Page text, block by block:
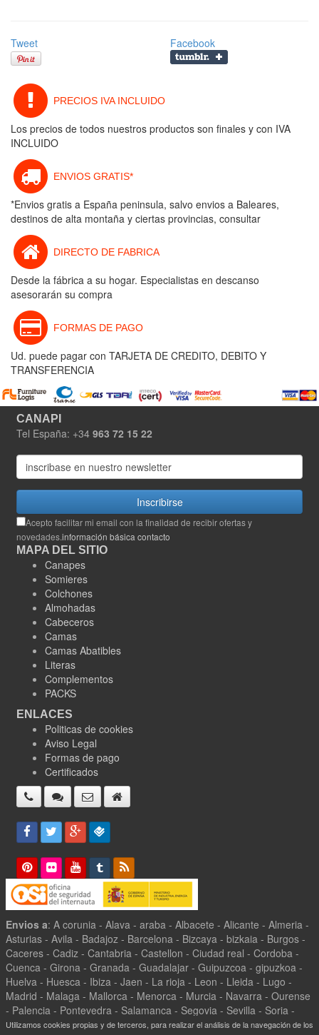
Tweet Facebook
PRECIOS IVA INCLUIDO
Los precios de todos nuestros productos son finales y con IVA
INCLUIDO
ENVIOS GRATIS*
*Envios gratis a España peninsula, salvo envios a Baleares,
destinos de alta montaña y ciertas provincias, consultar
DIRECTO DE FABRICA
Desde la fábrica a su hogar. Especialistas en descanso
asesorarán su compra
FORMAS DE PAGO
Ud. puede pagar con TARJETA DE CREDITO, DEBITO Y
TRANSFERENCIA
CANAPI
Tel España: +34 963 72 15 22
Inscribirse
Acepto facilitar mi email con la finalidad de recibir ofertas y
novedades.información básica contacto
MAPA DEL SITIO
Canapes
Somieres
Colchones
Almohadas
Cabeceros
Camas
Camas Abatibles
Literas
Complementos
PACKS
ENLACES
Politicas de cookies
Aviso Legal
Formas de pago
Certificados
Envios a: A corunia - Alava - araba - Albacete - Alicante - Almeria -
Asturias - Avila - Badajoz - Barcelona - Bizcaya - bizkaia - Burgos -
Caceres - Cadiz - Cantabria - Castellon - Ciudad real - Cordoba -
Cuenca - Girona - Granada - Guadalajar - Guipuzcoa - gipuzkoa -
Huelva - Huesca - Ibiza - Jaen - La rioja - Leon - Lleida - Lugo -
Madrid - Malaga - Mallorca - Menorca - Murcia - Navarra - Ourense
- Palencia - Pontevedra - Salamanca - Segovia - Sevilla - Soria -
Tarragona - Teruel - Toledo - Valencia - Valladolid - Zamora -
Utilizamos cookies propias y de terceros, para realizar el análisis de la navegación de los